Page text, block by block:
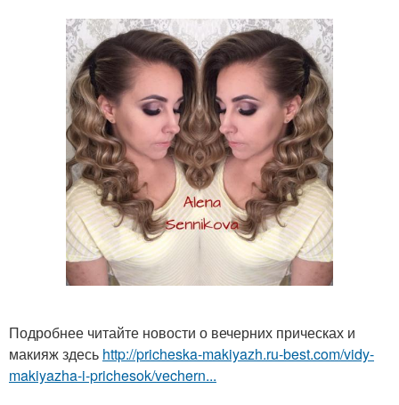
Подробнее читайте новости о вечерних прическах и
макияж здесь http://pricheska-makiyazh.ru-best.com/vidy-
makiyazha-i-prichesok/vechern...